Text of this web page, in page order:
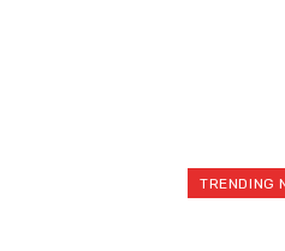
TRENDING